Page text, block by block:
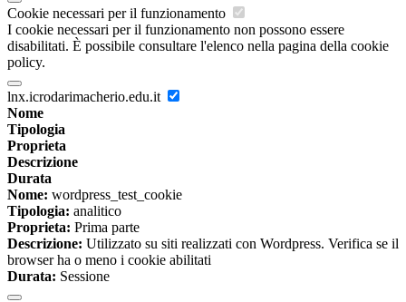
Cookie necessari per il funzionamento
I cookie necessari per il funzionamento non possono essere
disabilitati. È possibile consultare l'elenco nella pagina della cookie
policy.
lnx.icrodarimacherio.edu.it
Nome
Tipologia
Proprieta
Descrizione
Durata
Nome: wordpress_test_cookie
Tipologia: analitico
Proprieta: Prima parte
Descrizione: Utilizzato su siti realizzati con Wordpress. Verifica se il
browser ha o meno i cookie abilitati
Durata: Sessione